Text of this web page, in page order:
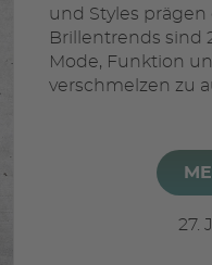
und Styles
Brillentrends sind
Mode, Funktion
verschmelzen zu
27.